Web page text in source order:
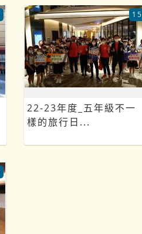
22-23年度_五年級不一
樣的旅行日...
15